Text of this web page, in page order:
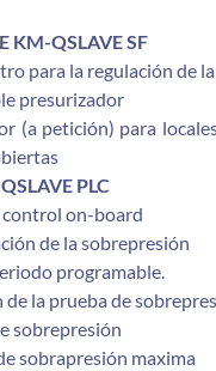
KM-QSLAVE SF
para la regulación de
presurizador
(a petición) para
PLC
on-board
de la sobrepresión
programable.
la prueba de
sobrepresión
sobrapresión maxima